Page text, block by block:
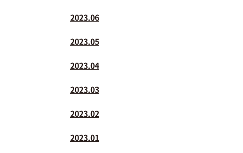
2023.06
2023.05
2023.04
2023.03
2023.02
2023.01